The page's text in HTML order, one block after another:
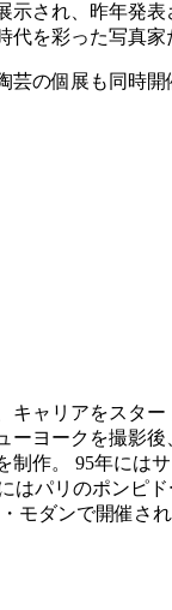
され、昨年発
を彩った写真家
の個展も同時開
ャリアをスタ
ヨークを撮影
作。 95年に
パリのポンピ
モダンで開催